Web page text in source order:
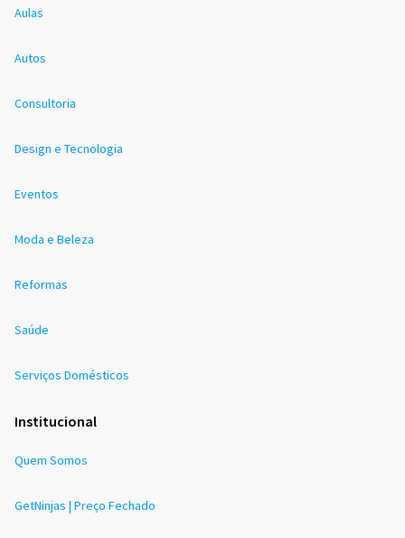
Aulas
Autos
Consultoria
Design e Tecnologia
Eventos
Moda e Beleza
Reformas
Saúde
Serviços Domésticos
Institucional
Quem Somos
GetNinjas | Preço Fechado